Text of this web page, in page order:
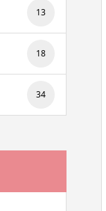
13
18
34